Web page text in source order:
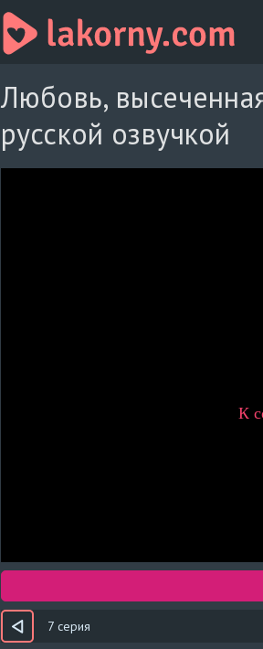
Любовь,
русской озвучкой
7 серия